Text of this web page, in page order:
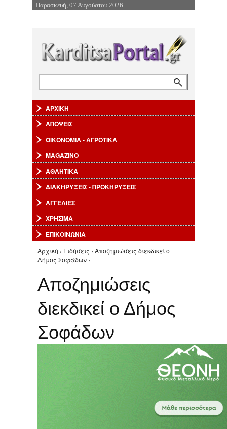
Επιστροφή στην Πλοήγηση
Παρασκευή, 07 Αυγούστου 2026
ΑΡΧΙΚΗ
ΑΠΟΨΕΙΣ
ΟΙΚΟΝΟΜΙΑ - ΑΓΡΟΤΙΚΑ
MAGAZINO
ΑΘΛΗΤΙΚΑ
ΔΙΑΚΗΡΥΞΕΙΣ - ΠΡΟΚΗΡΥΞΕΙΣ
ΑΓΓΕΛΙΕΣ
ΧΡΗΣΙΜΑ
ΕΠΙΚΟΙΝΩΝΙΑ
Είστε εδώ
Αρχική › Ειδήσεις › Αποζημιώσεις διεκδικεί ο
Δήμος Σοφάδων ›
Αποζημιώσεις
διεκδικεί ο Δήμος
Σοφάδων